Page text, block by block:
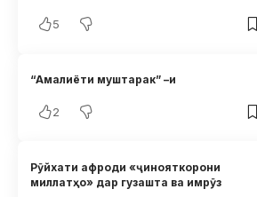
5
“Амалиёти муштарак” –и
2
Рӯйхати афроди «ҷинояткорони
миллатҳо» дар гузашта ва имрӯз